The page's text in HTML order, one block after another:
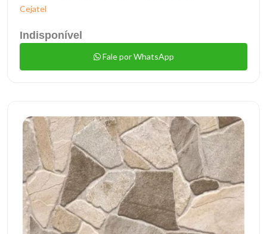
Cejatel
Indisponível
Fale por WhatsApp